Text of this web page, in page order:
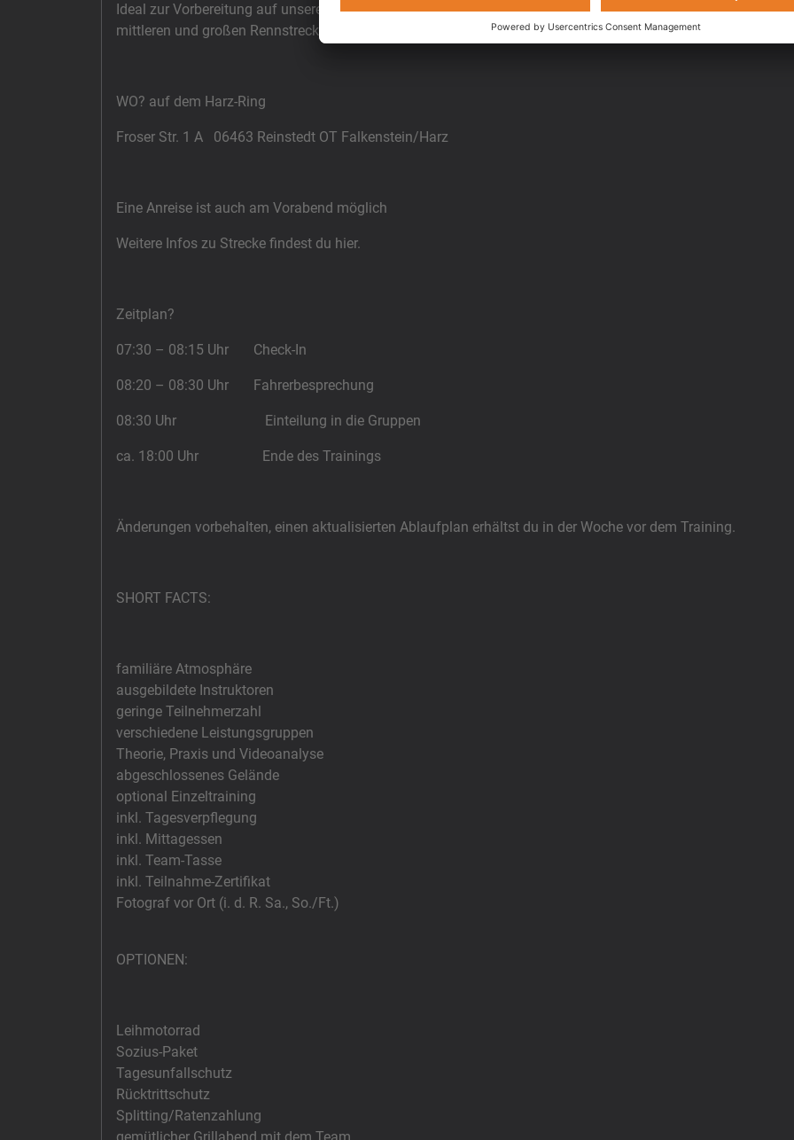
Ideal zur Vorbereitung auf unsere Kurven.Camps und unsere Motorradtouren. Zur Vorbereitung auf
mittleren und großen Rennstrecken empfehlen wir die Teilnahme an einem Kurven.Camp.
WO? auf dem Harz-Ring
Froser Str. 1 A 06463 Reinstedt OT Falkenstein/Harz
Eine Anreise ist auch am Vorabend möglich
Weitere Infos zu Strecke findest du hier.
Zeitplan?
07:30 – 08:15 Uhr Check-In
08:20 – 08:30 Uhr Fahrerbesprechung
08:30 Uhr Einteilung in die Gruppen
ca. 18:00 Uhr Ende des Trainings
Änderungen vorbehalten, einen aktualisierten Ablaufplan erhältst du in der Woche vor dem Training.
SHORT FACTS:
familiäre Atmosphäre
ausgebildete Instruktoren
geringe Teilnehmerzahl
verschiedene Leistungsgruppen
Theorie, Praxis und Videoanalyse
abgeschlossenes Gelände
optional Einzeltraining
inkl. Tagesverpflegung
inkl. Mittagessen
inkl. Team-Tasse
inkl. Teilnahme-Zertifikat
Fotograf vor Ort (i. d. R. Sa., So./Ft.)
OPTIONEN:
Leihmotorrad
Sozius-Paket
Tagesunfallschutz
Rücktrittschutz
Splitting/Ratenzahlung